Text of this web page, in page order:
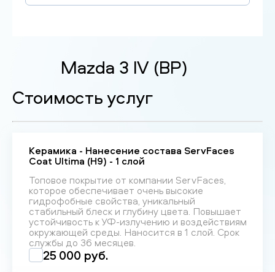
Mazda 3 IV (BP)
Стоимость услуг
Керамика - Нанесение состава ServFaces
Coat Ultima (H9) - 1 слой
Топовое покрытие от компании ServFaces,
которое обеспечивает очень высокие
гидрофобные свойства, уникальный
стабильный блеск и глубину цвета. Повышает
устойчивость к УФ-излучению и воздействиям
окружающей среды. Наносится в 1 слой. Срок
службы до 36 месяцев.
25 000 руб.